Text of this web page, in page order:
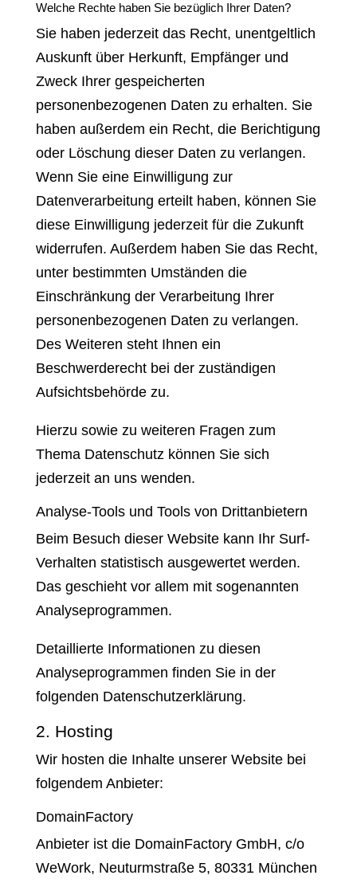
Welche Rechte haben Sie bezüglich Ihrer Daten?
Sie haben jederzeit das Recht, unentgeltlich
Auskunft über Herkunft, Empfänger und
Zweck Ihrer gespeicherten
personenbezogenen Daten zu erhalten. Sie
haben außerdem ein Recht, die Berichtigung
oder Löschung dieser Daten zu verlangen.
Wenn Sie eine Einwilligung zur
Datenverarbeitung erteilt haben, können Sie
diese Einwilligung jederzeit für die Zukunft
widerrufen. Außerdem haben Sie das Recht,
unter bestimmten Umständen die
Einschränkung der Verarbeitung Ihrer
personenbezogenen Daten zu verlangen.
Des Weiteren steht Ihnen ein
Beschwerderecht bei der zuständigen
Aufsichtsbehörde zu.
Hierzu sowie zu weiteren Fragen zum
Thema Datenschutz können Sie sich
jederzeit an uns wenden.
Analyse-Tools und Tools von Dritt­anbietern
Beim Besuch dieser Website kann Ihr Surf-
Verhalten statistisch ausgewertet werden.
Das geschieht vor allem mit sogenannten
Analyseprogrammen.
Detaillierte Informationen zu diesen
Analyseprogrammen finden Sie in der
folgenden Datenschutzerklärung.
2. Hosting
Wir hosten die Inhalte unserer Website bei
folgendem Anbieter:
DomainFactory
Anbieter ist die DomainFactory GmbH, c/o
WeWork, Neuturmstraße 5, 80331 München